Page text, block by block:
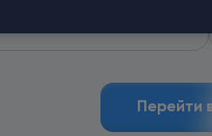
Перейти